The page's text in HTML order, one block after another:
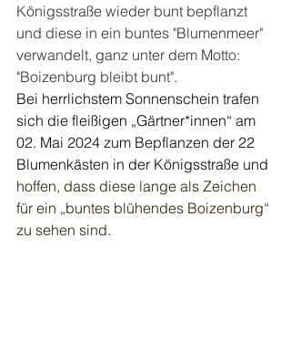
Königsstraße wieder bunt bepflanzt
und diese in ein buntes "Blumenmeer"
verwandelt, ganz unter dem Motto:
"Boizenburg bleibt bunt".
Bei herrlichstem Sonnenschein trafen
sich die fleißigen „Gärtner*innen“ am
02. Mai 2024 zum Bepflanzen der 22
Blumenkästen in der Königsstraße und
hoffen, dass diese lange als Zeichen
für ein „buntes blühendes Boizenburg“
zu sehen sind.